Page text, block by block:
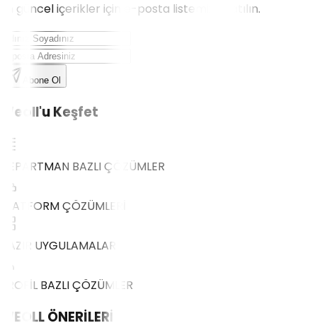
En güncel içerikler için e-posta listemize katılın.
Abone Ol
Weoll'u Keşfet
DEPARTMAN BAZLI ÇÖZÜMLER
PLATFORM ÇÖZÜMLERİ
HAZIR UYGULAMALAR
PROFİL BAZLI ÇÖZÜMLER
WEOLLÖNERİLERİ